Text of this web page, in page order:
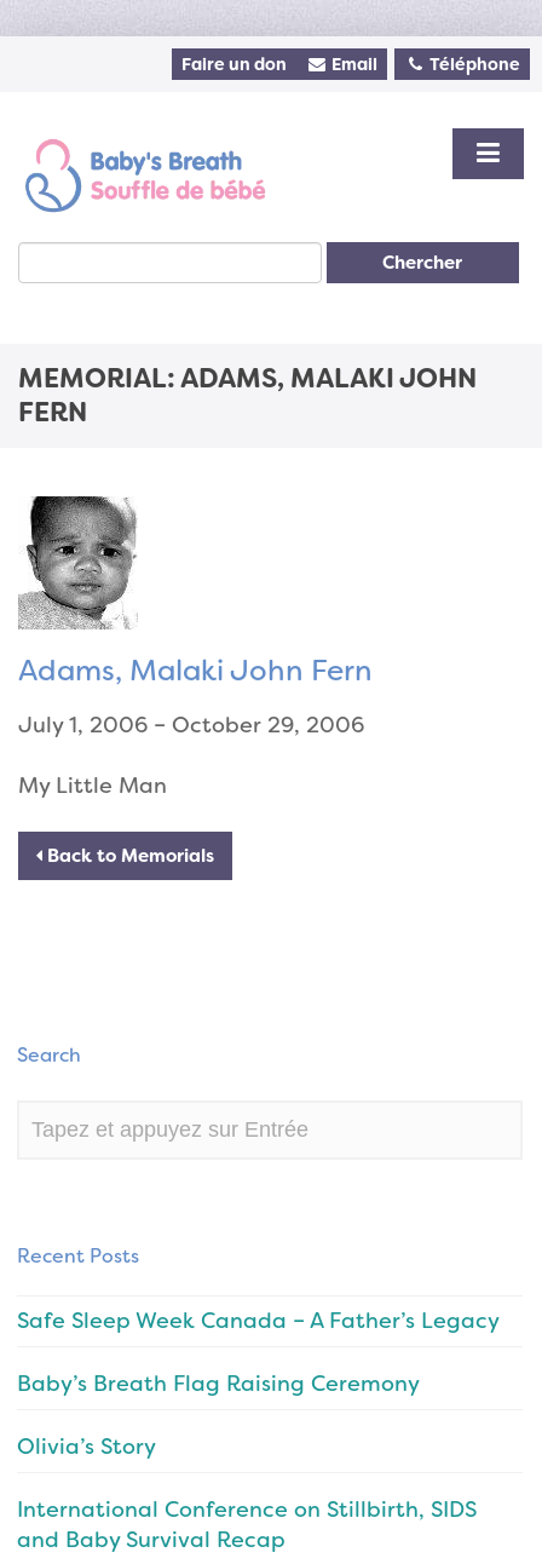
Faire un don Email Téléphone
Chercher
MEMORIAL: ADAMS, MALAKI JOHN
FERN
Adams, Malaki John Fern
July 1, 2006 – October 29, 2006
My Little Man
Back to Memorials
Search
Recent Posts
Safe Sleep Week Canada – A Father’s Legacy
Baby’s Breath Flag Raising Ceremony
Olivia’s Story
International Conference on Stillbirth, SIDS
and Baby Survival Recap